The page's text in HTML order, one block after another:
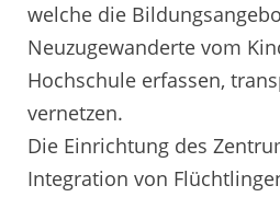
welche die
Neuzugewanderte vom
Hochschule erfassen,
vernetzen.
Die Einrichtung des
Integration von